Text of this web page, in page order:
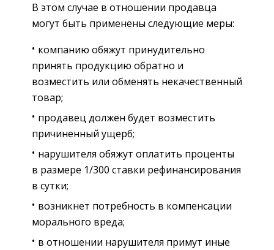
В этом случае в отношении продавца
могут быть применены следующие меры:
компанию обяжут принудительно
принять продукцию обратно и
возместить или обменять некачественный
товар;
продавец должен будет возместить
причиненный ущерб;
нарушителя обяжут оплатить проценты
в размере 1/300 ставки рефинансирования
в сутки;
возникнет потребность в компенсации
морального вреда;
в отношении нарушителя примут иные